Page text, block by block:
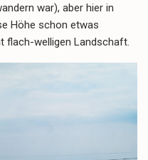
war), aber hier in
Höhe schon etwas
flach-welligen Landschaft.